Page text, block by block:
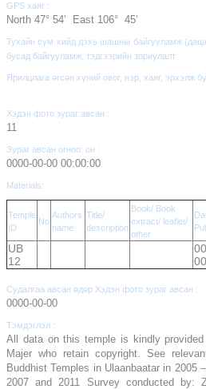
GPS хаяг :
North 47° 54’ East 106° 45’
Тухайн сүм хийд дэхь шашны байгууламж
бусад байгууламж, тэдгээрийн зориулалт
Ярилцлага өгсөн хүний овог, нэр, хаяг, эрхэлж
Хэдэн фото зураг авсан :
11
Зураг авсан огноо: он :
0000-00-00 00:00:00
Materials:
Temple
ID
No
Authors
name
Title/
description
Book/ Book
extract/ leaflet/
other
UB
12
Судалгаа авсан өдөр Хэдэн фото зураг авсан :
0000-00-00
Тэмдэглэл :
All data on this temple is kindly
Majer who retain copyright. See
Buddhist Temples in Ulaanbaatar in 2005
2007 and 2011 Survey conducted by: